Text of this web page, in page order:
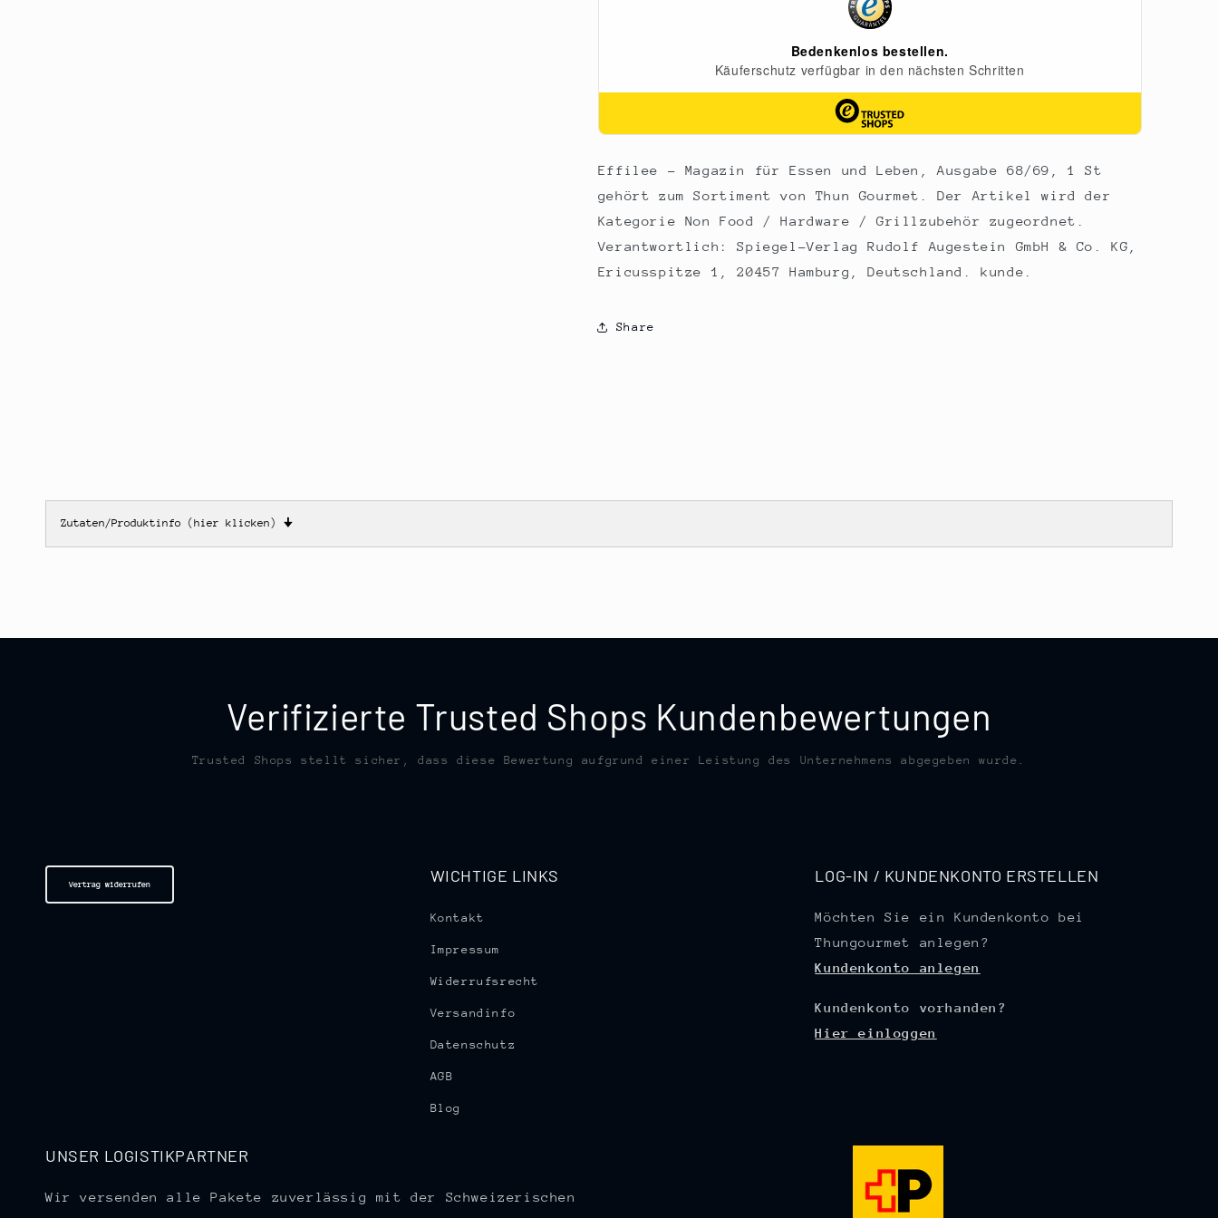
St
Effilee - Magazin für Essen und Leben, Ausgabe 68/69, 1 St
gehört zum Sortiment von Thun Gourmet. Der Artikel wird der
Kategorie Non Food / Hardware / Grillzubehör zugeordnet.
Verantwortlich: Spiegel-Verlag Rudolf Augestein GmbH & Co. KG,
Ericusspitze 1, 20457 Hamburg, Deutschland. kunde.
Share
Zutaten/Produktinfo (hier klicken) 🠋
Verifizierte Trusted Shops Kundenbewertungen
Trusted Shops stellt sicher, dass diese Bewertung aufgrund einer Leistung des Unternehmens abgegeben wurde.
Vertrag widerrufen WICHTIGE LINKS
Kontakt
Impressum
Widerrufsrecht
Versandinfo
Datenschutz
AGB
Blog
LOG-IN / KUNDENKONTO ERSTELLEN
Möchten Sie ein Kundenkonto bei
Thungourmet anlegen?
Kundenkonto anlegen
Kundenkonto vorhanden?
Hier einloggen
UNSER LOGISTIKPARTNER
Wir versenden alle Pakete zuverlässig mit der Schweizerischen